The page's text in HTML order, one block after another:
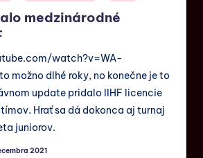
medzinárodné
watch?v=WA-
možno dlhé roky, no konečne je to
update pridalo IIHF licencie
Hrať sa dá dokonca aj turnaj
juniorov.
2021